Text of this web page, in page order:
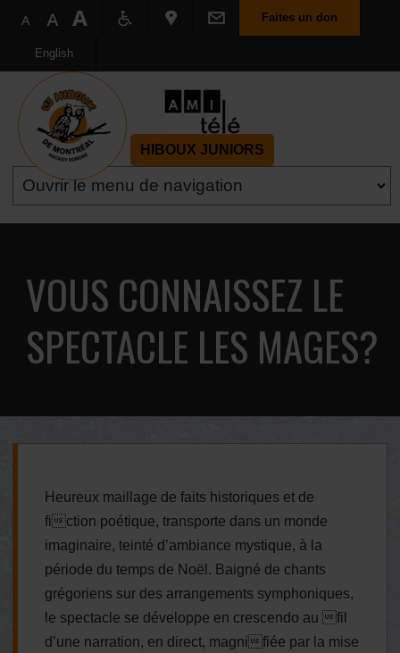
Faites un don
English
HIBOUX JUNIORS
VOUS CONNAISSEZ LE
SPECTACLE LES MAGES?
Heureux maillage de faits historiques et de
fiction poétique, transporte dans un monde
imaginaire, teinté d’ambiance mystique, à la
période du temps de Noël. Baigné de chants
grégoriens sur des arrangements symphoniques,
le spectacle se développe en crescendo au fil
d’une narration, en direct, magnifiée par la mise